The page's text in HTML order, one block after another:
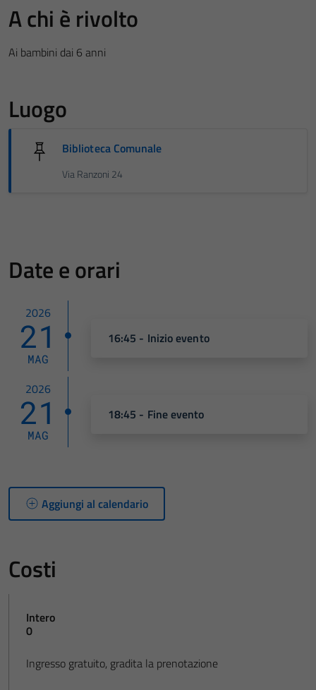
A chi è rivolto
Ai bambini dai 6 anni
Luogo
Biblioteca Comunale
Via Ranzoni 24
Date e orari
2026
21
MAG
16:45 - Inizio evento
2026
21
MAG
18:45 - Fine evento
Aggiungi al calendario
Costi
Intero
0
Ingresso gratuito, gradita la prenotazione